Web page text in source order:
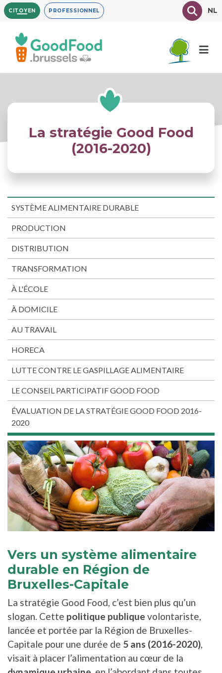
Aller
au
contenu
principal
CITOYEN PROFESSIONNEL TexteNL
La stratégie Good Food
(2016-2020)
Vers un système alimentaire
durable en Région de
Bruxelles-Capitale
La stratégie Good Food, c’est bien plus qu’un
slogan. Cette politique publique volontariste,
lancée et portée par la Région de Bruxelles-
Capitale pour une durée de 5 ans (2016-2020),
visait à placer l’alimentation au cœur de la
SYSTÈME ALIMENTAIRE DURABLE
PRODUCTION
DISTRIBUTION
TRANSFORMATION
À L'ÉCOLE
À DOMICILE
AU TRAVAIL
HORECA
LUTTE CONTRE LE GASPILLAGE ALIMENTAIRE
LE CONSEIL PARTICIPATIF GOOD FOOD
ÉVALUATION DE LA STRATÉGIE GOOD FOOD 2016-
2020